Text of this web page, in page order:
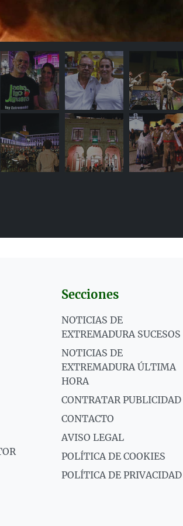
Secciones
NOTICIAS DE
EXTREMADURA SUCESOS
NOTICIAS DE
EXTREMADURA ÚLTIMA
HORA
CONTRATAR PUBLICIDAD
CONTACTO
AVISO LEGAL
POLÍTICA DE COOKIES
POLÍTICA DE PRIVACIDAD